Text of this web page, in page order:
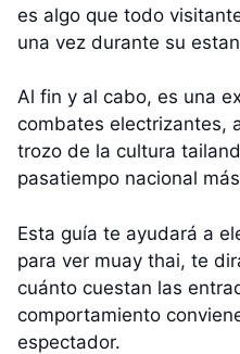
es algo que todo
una vez durante su
Al fin y al cabo, es una
combates electrizantes,
trozo de la cultura
pasatiempo nacional
Esta guía te ayudará a
para ver muay thai, te
cuánto cuestan las
comportamiento
espectador.